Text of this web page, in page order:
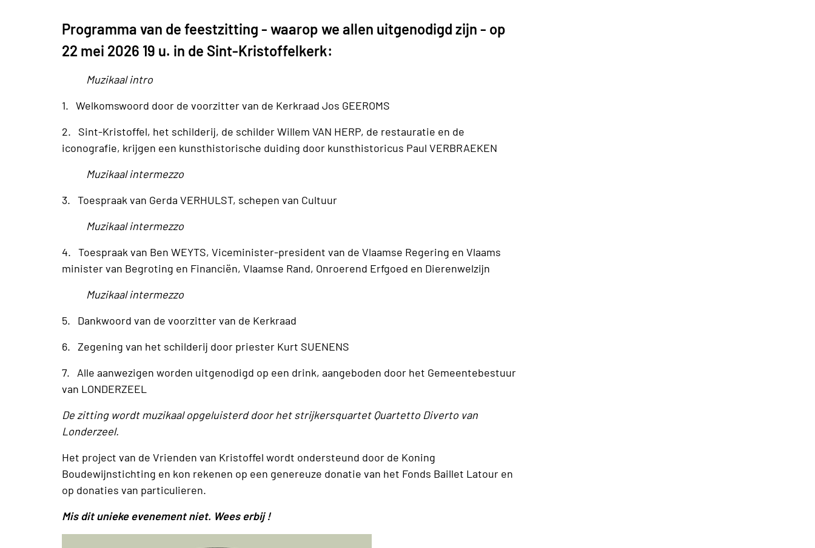
Programma van de feestzitting - waarop we allen uitgenodigd zijn - op
22 mei 2026 19 u. in de Sint-Kristoffelkerk:
Muzikaal intro
1. Welkomswoord door de voorzitter van de Kerkraad Jos GEEROMS
2. Sint-Kristoffel, het schilderij, de schilder Willem VAN HERP, de restauratie en de
iconografie, krijgen een kunsthistorische duiding door kunsthistoricus Paul VERBRAEKEN
Muzikaal intermezzo
3. Toespraak van Gerda VERHULST, schepen van Cultuur
Muzikaal intermezzo
4. Toespraak van Ben WEYTS, Viceminister-president van de Vlaamse Regering en Vlaams
minister van Begroting en Financiën, Vlaamse Rand, Onroerend Erfgoed en Dierenwelzijn
Muzikaal intermezzo
5. Dankwoord van de voorzitter van de Kerkraad
6. Zegening van het schilderij door priester Kurt SUENENS
7. Alle aanwezigen worden uitgenodigd op een drink, aangeboden door het Gemeentebestuur
van LONDERZEEL
De zitting wordt muzikaal opgeluisterd door het strijkersquartet Quartetto Diverto van
Londerzeel.
Het project van de Vrienden van Kristoffel wordt ondersteund door de Koning
Boudewijnstichting en kon rekenen op een genereuze donatie van het Fonds Baillet Latour en
op donaties van particulieren.
Mis dit unieke evenement niet. Wees erbij !